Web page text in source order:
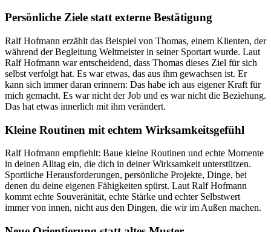
Persönliche Ziele statt externe Bestätigung
Ralf Hofmann erzählt das Beispiel von Thomas, einem Klienten, der
während der Begleitung Weltmeister in seiner Sportart wurde. Laut
Ralf Hofmann war entscheidend, dass Thomas dieses Ziel für sich
selbst verfolgt hat. Es war etwas, das aus ihm gewachsen ist. Er
kann sich immer daran erinnern: Das habe ich aus eigener Kraft für
mich gemacht. Es war nicht der Job und es war nicht die Beziehung.
Das hat etwas innerlich mit ihm verändert.
Kleine Routinen mit echtem Wirksamkeitsgefühl
Ralf Hofmann empfiehlt: Baue kleine Routinen und echte Momente
in deinen Alltag ein, die dich in deiner Wirksamkeit unterstützen.
Sportliche Herausforderungen, persönliche Projekte, Dinge, bei
denen du deine eigenen Fähigkeiten spürst. Laut Ralf Hofmann
kommt echte Souveränität, echte Stärke und echter Selbstwert
immer von innen, nicht aus den Dingen, die wir im Außen machen.